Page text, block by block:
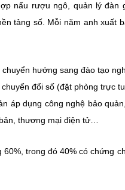
nấu rượu ngô, quản lý đàn
tảng số. Mỗi năm anh xuất
hướng sang đào tạo
đổi số (đặt phòng trực
áp dụng công nghệ bảo
thương mại điện tử…
60% , trong đó40% có chứng